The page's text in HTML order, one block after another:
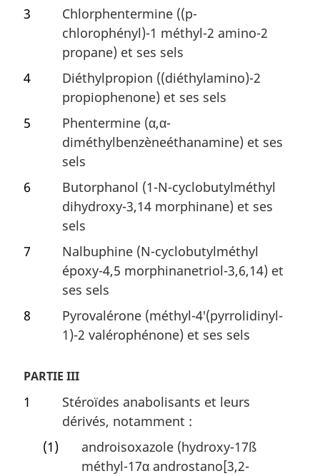
3
Chlorphentermine ((p-
chlorophényl)-1 méthyl-2 amino-2
propane) et ses sels
4
Diéthylpropion ((diéthylamino)-2
propiophenone) et ses sels
5
Phentermine (α,α-
diméthylbenzèneéthanamine) et ses
sels
6
Butorphanol (1-N-cyclobutylméthyl
dihydroxy-3,14 morphinane) et ses
sels
7
Nalbuphine (N-cyclobutylméthyl
époxy-4,5 morphinanetriol-3,6,14) et
ses sels
8
Pyrovalérone (méthyl-4′(pyrrolidinyl-
1)-2 valérophénone) et ses sels
PARTIE III
1
Stéroïdes anabolisants et leurs
dérivés, notamment :
(1)
androisoxazole (hydroxy-17ß
méthyl-17α androstano[3,2-